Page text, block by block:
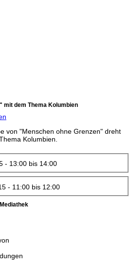
mit dem Thema Kolumbien
von "Menschen ohne Grenzen" dreht
Kolumbien.
- 13:00bis 14:00
- 11:00bis 12:00